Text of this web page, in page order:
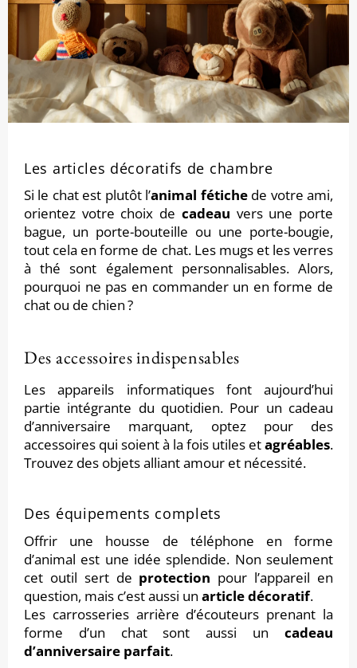
Les articles décoratifs de chambre
Si le chat est plutôt l’animal fétichede votre ami,
orientez votre choix de cadeau vers une porte
bague, un porte-bouteille ou une porte-bougie,
tout cela en forme de chat. Les mugs et les verres
à thé sont également personnalisables. Alors,
pourquoi ne pas en commander un en forme de
chat ou de chien ?
Des accessoires indispensables
Les appareils informatiques font aujourd’hui
partie intégrante du quotidien. Pour un cadeau
d’anniversaire marquant, optez pour des
accessoires qui soient à la fois utiles etagréables.
Trouvez des objets alliant amour et nécessité.
Des équipements complets
Offrir une housse de téléphone en forme
d’animal est une idée splendide. Non seulement
cet outil sert de protection pour l’appareil en
question, mais c’est aussi un article décoratif.
Les carrosseries arrière d’écouteurs prenant la
forme d’un chat sont aussi un cadeau
d’anniversaire parfait.